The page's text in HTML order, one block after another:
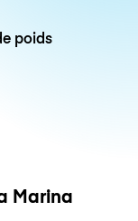
poids
Marina